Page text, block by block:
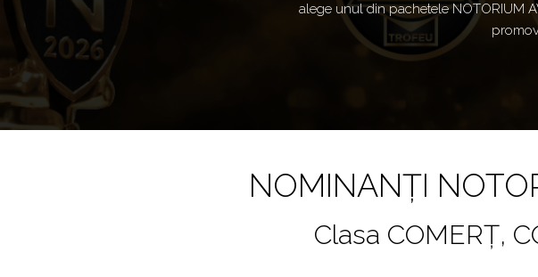
alege unul din pachetele NOTORIUM
NOMINANȚI
Clasa COMERȚ,